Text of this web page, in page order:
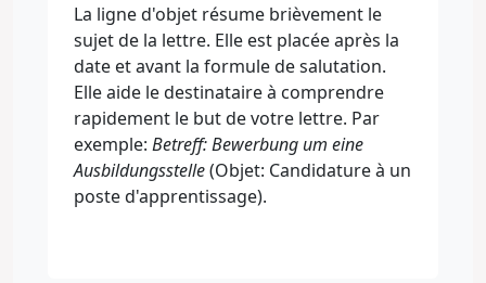
La ligne d'objet résume brièvement le
sujet de la lettre. Elle est placée après la
date et avant la formule de salutation.
Elle aide le destinataire à comprendre
rapidement le but de votre lettre. Par
exemple: Betreff: Bewerbung um eine
Ausbildungsstelle(Objet: Candidature à un
poste d'apprentissage).